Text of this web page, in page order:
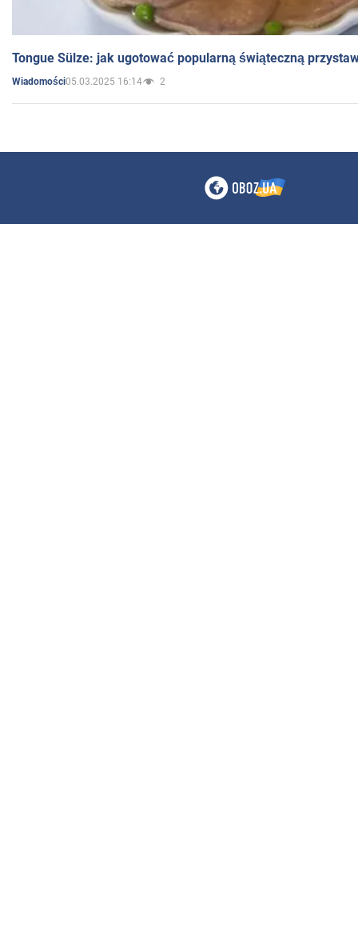
Tongue Sülze: jak ugotować popularną świąteczną
Wiadomości05.03.2025 16:14 2